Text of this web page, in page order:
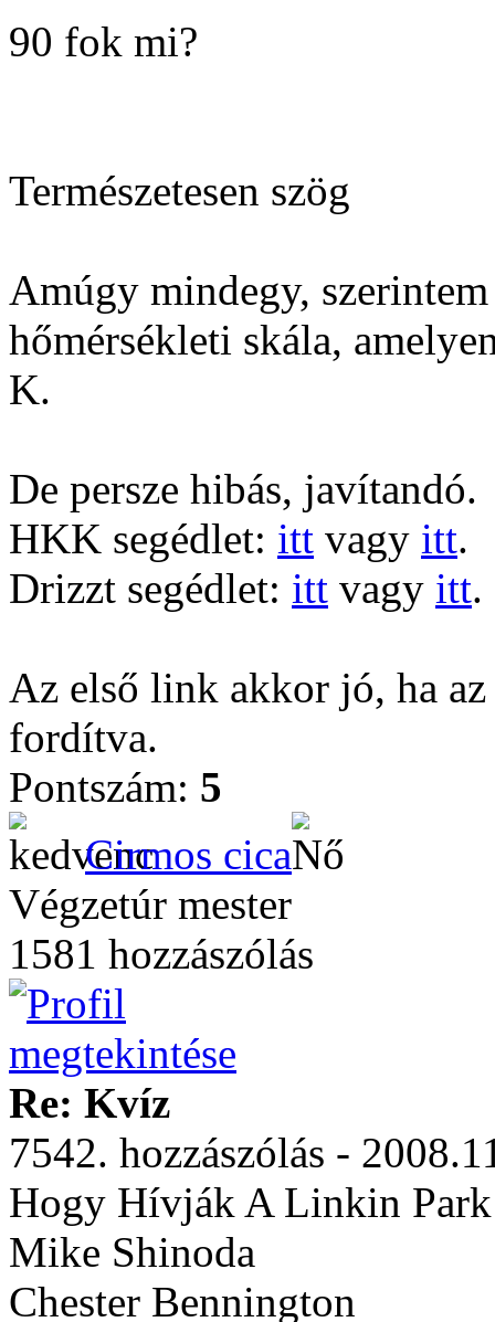
90 fok mi?
Természetesen szög
Amúgy mindegy,
hőmérsékleti skála,
K.
De persze hibás, javítandó.
HKK segédlet: itt vagy itt.
Drizzt segédlet: itt vagy itt.
Az első link akkor jó, ha
fordítva.
Pontszám: 5
Cirmos cica
Végzetúr mester
1581 hozzászólás
Re: Kvíz
7542. hozzászólás -
Hogy Hívják A Linkin Park
Mike Shinoda
Chester Bennington